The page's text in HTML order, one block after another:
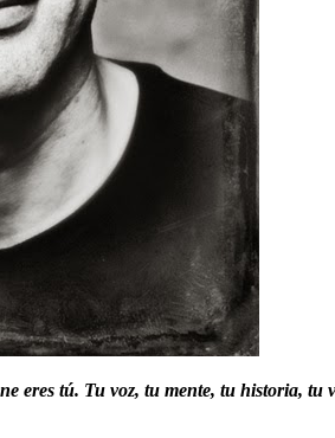
eres tú. Tu voz, tu mente, tu historia,